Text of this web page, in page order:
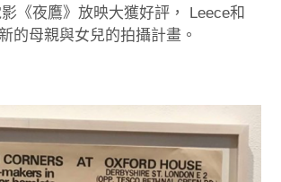
《夜鷹》放映大獲好評， Leece和
的母親與女兒的拍攝計畫。